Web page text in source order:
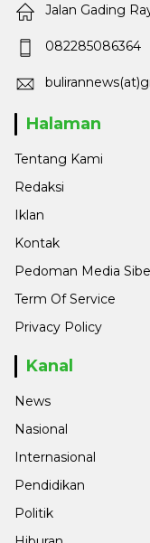
Jalan Gading
082285086364
Halaman
Tentang Kami
Redaksi
Iklan
Kontak
Pedoman Media
Term Of Service
Privacy Policy
Kanal
News
Nasional
Internasional
Pendidikan
Politik